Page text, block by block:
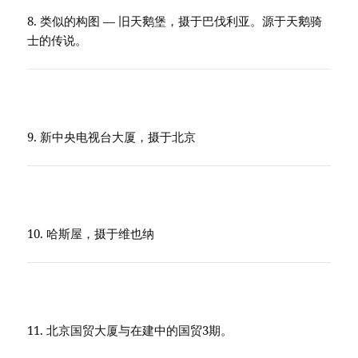
8. 类似的构图 — 旧天鹅堡，摄于巴伐利亚。源于天鹅骑
士的传说。
9. 新中央电视台大厦，摄于北京
10. 哈斯屋，摄于维也纳
11. 北京国贸大厦与在建中的国贸3期。